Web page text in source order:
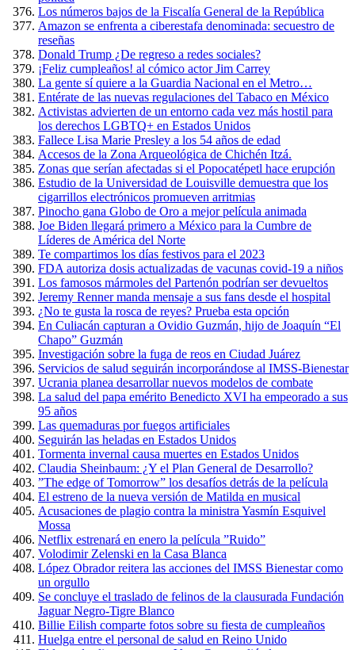
Los números bajos de la Fiscalía General de la República
Amazon se enfrenta a ciberestafa denominada: secuestro de
reseñas
Donald Trump ¿De regreso a redes sociales?
¡Feliz cumpleaños! al cómico actor Jim Carrey
La gente sí quiere a la Guardia Nacional en el Metro…
Entérate de las nuevas regulaciones del Tabaco en México
Activistas advierten de un entorno cada vez más hostil para
los derechos LGBTQ+ en Estados Unidos
Fallece Lisa Marie Presley a los 54 años de edad
Accesos de la Zona Arqueológica de Chichén Itzá.
Zonas que serían afectadas si el Popocatépetl hace erupción
Estudio de la Universidad de Louisville demuestra que los
cigarrillos electrónicos promueven arritmias
Pinocho gana Globo de Oro a mejor película animada
Joe Biden llegará primero a México para la Cumbre de
Líderes de América del Norte
Te compartimos los días festivos para el 2023
FDA autoriza dosis actualizadas de vacunas covid-19 a niños
Los famosos mármoles del Partenón podrían ser devueltos
Jeremy Renner manda mensaje a sus fans desde el hospital
¿No te gusta la rosca de reyes? Prueba esta opción
En Culiacán capturan a Ovidio Guzmán, hijo de Joaquín “El
Chapo” Guzmán
Investigación sobre la fuga de reos en Ciudad Juárez
Servicios de salud seguirán incorporándose al IMSS-Bienestar
Ucrania planea desarrollar nuevos modelos de combate
La salud del papa emérito Benedicto XVI ha empeorado a sus
95 años
Las quemaduras por fuegos artificiales
Seguirán las heladas en Estados Unidos
Tormenta invernal causa muertes en Estados Unidos
Claudia Sheinbaum: ¿Y el Plan General de Desarrollo?
”The edge of Tomorrow” los desafíos detrás de la película
El estreno de la nueva versión de Matilda en musical
Acusaciones de plagio contra la ministra Yasmín Esquivel
Mossa
Netflix estrenará en enero la película ”Ruido”
Volodimir Zelenski en la Casa Blanca
López Obrador reitera las acciones del IMSS Bienestar como
un orgullo
Se concluye el traslado de felinos de la clausurada Fundación
Jaguar Negro-Tigre Blanco
Billie Eilish comparte fotos sobre su fiesta de cumpleaños
Huelga entre el personal de salud en Reino Unido